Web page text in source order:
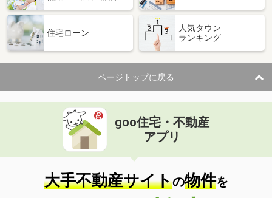
住宅ローン
人気タウン
ランキング
ページトップに戻る
goo住宅・不動産
アプリ
大手不動産サイトの物件を